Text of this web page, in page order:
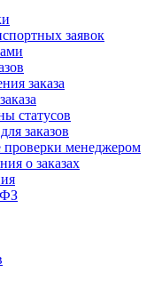
заявок
заказа
статусов
заказов
проверки менеджером
о заказах
ФЗ